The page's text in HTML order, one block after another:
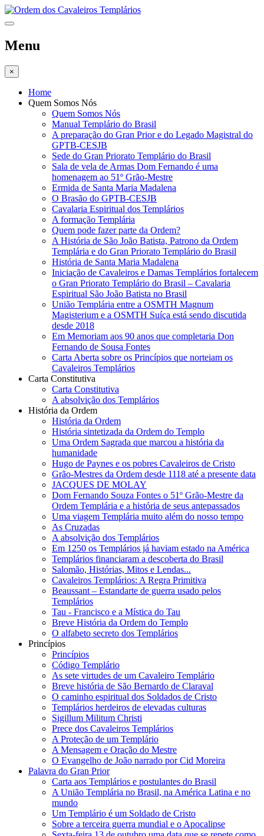
Menu
×
Home
Quem Somos Nós
Quem Somos Nós
Manual Templário do Brasil
A preparação do Gran Prior e do Legado Magistral do
GPTB-CESJB
Sede do Gran Priorato Templário do Brasil
Sala de vela de Armas Dom Fernando é uma
homenagem ao 51º Grão-Mestre
Ermida de Santa Maria Madalena
O Brasão do GPTB-CESJB
Cavalaria Espiritual dos Templários
A formação Templária
Quem pode fazer parte da Ordem?
A História de São João Batista, Patrono da Ordem
Templária e do Gran Priorato Templário do Brasil
História de Santa Maria Madalena
Iniciação de Cavaleiros e Damas Templários fortalecem
o Gran Priorato Templário do Brasil – Cavalaria
Espiritual São João Batista no Brasil
União Templária entre a OSMTH Magnum
Magisterium e a OSMTH Suíça está sendo discutida
desde 2018
Em Memoriam aos 90 anos que completaria Don
Fernando de Sousa Fontes
Carta Aberta sobre os Princípios que norteiam os
Cavaleiros Templários
Carta Constitutiva
Carta Constitutiva
A absolvição dos Templários
História da Ordem
História da Ordem
História sintetizada da Ordem do Templo
Uma Ordem Sagrada que marcou a história da
humanidade
Hugo de Paynes e os pobres Cavaleiros de Cristo
Grão-Mestres da Ordem desde 1118 até a presente data
JACQUES DE MOLAY
Dom Fernando Souza Fontes o 51º Grão-Mestre da
Ordem Templária e a história de seus antepassados
Uma viagem Templária muito além do nosso tempo
As Cruzadas
A absolvição dos Templários
Em 1250 os Templários já haviam estado na América
Templários financiaram a descoberta do Brasil
Salomão, Histórias, Mitos e Lendas...
Cavaleiros Templários: A Regra Primitiva
Beaussant – Estandarte de guerra usado pelos
Templários
Tau - Francisco e a Mística do Tau
Breve História da Ordem do Templo
O alfabeto secreto dos Templários
Princípios
Princípios
Código Templário
As sete virtudes de um Cavaleiro Templário
Breve história de São Bernardo de Claraval
O caminho espiritual dos Soldados de Cristo
Templários herdeiros de elevadas culturas
Sigillum Militum Christi
Prece dos Cavaleiros Templários
A Proteção de um Templário
A Mensagem e Oração do Mestre
O Evangelho de João narrado por Cid Moreira
Palavra do Gran Prior
Carta aos Templários e postulantes do Brasil
A União Templária no Brasil, na América Latina e no
mundo
Um Templário é um Soldado de Cristo
Sobre a terceira guerra mundial e o Apocalipse